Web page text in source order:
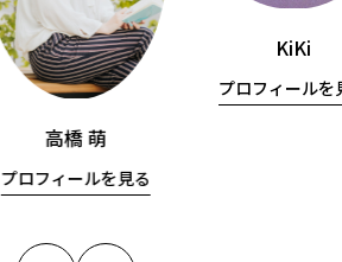
高橋 萌
プロフィールを見る
KiKi
プロフィールを